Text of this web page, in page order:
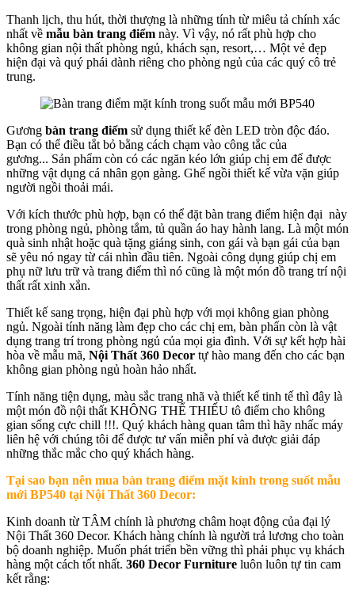
Thanh lịch, thu hút, thời thượng là những tính từ miêu tả chính xác
nhất về mẫu bàn trang điểm này. Vì vậy, nó rất phù hợp cho
không gian nội thất phòng ngủ, khách sạn, resort,… Một vẻ đẹp
hiện đại và quý phái dành riêng cho phòng ngủ của các quý cô trẻ
trung.
Gương bàn trang điểm sử dụng thiết kế đèn LED tròn độc đáo.
Bạn có thể điều tắt bỏ bằng cách chạm vào công tắc của
gương... Sản phẩm còn có các ngăn kéo lớn giúp chị em để được
những vật dụng cá nhân gọn gàng. Ghế ngồi thiết kế vừa vặn giúp
người ngồi thoải mái.
Với kích thước phù hợp, bạn có thể đặt bàn trang điểm hiện đại này
trong phòng ngủ, phòng tắm, tủ quần áo hay hành lang. Là một món
quà sinh nhật hoặc quà tặng giáng sinh, con gái và bạn gái của bạn
sẽ yêu nó ngay từ cái nhìn đầu tiên. Ngoài công dụng giúp chị em
phụ nữ lưu trữ và trang điểm thì nó cũng là một món đồ trang trí nội
thất rất xinh xắn.
Thiết kế sang trọng, hiện đại phù hợp với mọi không gian phòng
ngủ. Ngoài tính năng làm đẹp cho các chị em, bàn phấn còn là vật
dụng trang trí trong phòng ngủ của mọi gia đình. Với sự kết hợp hài
hòa về mẫu mã, Nội Thất 360 Decor tự hào mang đến cho các bạn
không gian phòng ngủ hoàn hảo nhất.
Tính năng tiện dụng, màu sắc trang nhã và thiết kế tinh tế thì đây là
một món đồ nội thất KHÔNG THỂ THIẾU tô điểm cho không
gian sống cực chill !!!. Quý khách hàng quan tâm thì hãy nhấc máy
liên hệ với chúng tôi để được tư vấn miễn phí và được giải đáp
những thắc mắc cho quý khách hàng.
Tại sao bạn nên mua bàn trang điểm mặt kính trong suốt mẫu
mới BP540 tại Nội Thất 360 Decor:
Kinh doanh từ TÂM chính là phương châm hoạt động của đại lý
Nội Thất 360 Decor. Khách hàng chính là người trả lương cho toàn
bộ doanh nghiệp. Muốn phát triển bền vững thì phải phục vụ khách
hàng một cách tốt nhất. 360 Decor Furniture luôn luôn tự tin cam
kết rằng: